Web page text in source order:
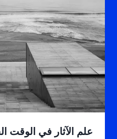
علم الآثار في الوقت